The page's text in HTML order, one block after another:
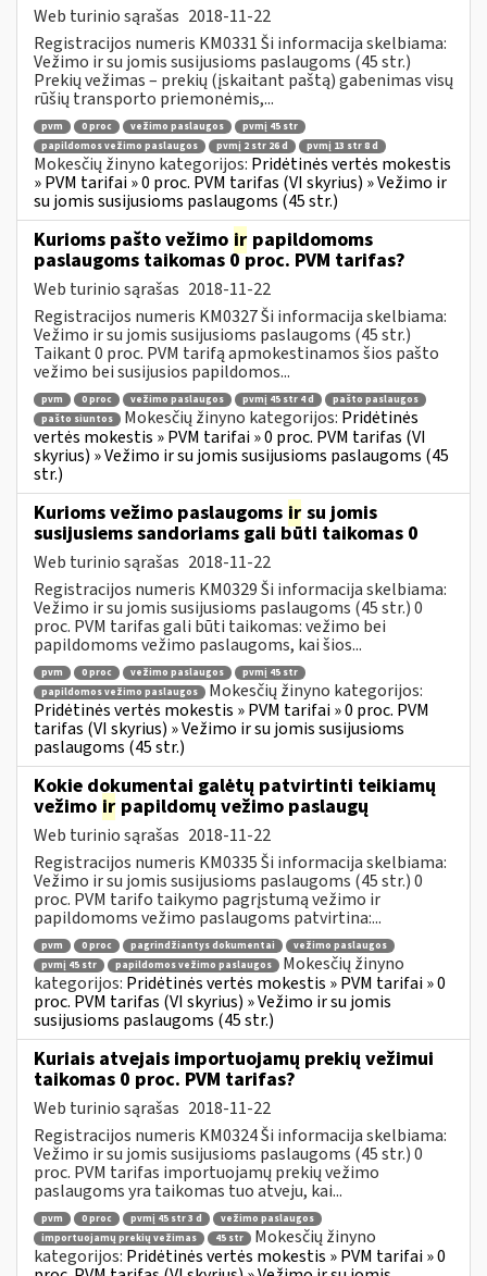
Web turinio sąrašas 2018-11-22
Registracijos numeris KM0331 Ši informacija skelbiama:
Vežimo ir su jomis susijusioms paslaugoms (45 str.)
Prekių vežimas – prekių (įskaitant paštą) gabenimas visų
rūšių transporto priemonėmis,...
pvm 0 proc vežimo paslaugos
pvmį 45 str
papildomos vežimo paslaugos
pvmį 2 str 26 d pvmį 13 str 8 d
Mokesčių žinyno kategorijos: Pridėtinės vertės mokestis
» PVM tarifai » 0 proc. PVM tarifas (VI skyrius) » Vežimo ir
su jomis susijusioms paslaugoms (45 str.)
Kurioms pašto vežimo ir papildomoms
paslaugoms taikomas 0 proc. PVM tarifas?
Web turinio sąrašas 2018-11-22
Registracijos numeris KM0327 Ši informacija skelbiama:
Vežimo ir su jomis susijusioms paslaugoms (45 str.)
Taikant 0 proc. PVM tarifą apmokestinamos šios pašto
vežimo bei susijusios papildomos...
pvm 0 proc vežimo paslaugos pvmį 45 str 4 d
pašto paslaugos
pašto siuntos
Mokesčių žinyno kategorijos: Pridėtinės
vertės mokestis » PVM tarifai » 0 proc. PVM tarifas (VI
skyrius) » Vežimo ir su jomis susijusioms paslaugoms (45
str.)
Kurioms vežimo paslaugoms ir su jomis
susijusiems sandoriams gali būti taikomas 0
Web turinio sąrašas 2018-11-22
Registracijos numeris KM0329 Ši informacija skelbiama:
Vežimo ir su jomis susijusioms paslaugoms (45 str.) 0
proc. PVM tarifas gali būti taikomas: vežimo bei
papildomoms vežimo paslaugoms, kai šios...
pvm 0 proc vežimo paslaugos
pvmį 45 str
papildomos vežimo paslaugos
Mokesčių žinyno kategorijos:
Pridėtinės vertės mokestis » PVM tarifai » 0 proc. PVM
tarifas (VI skyrius) » Vežimo ir su jomis susijusioms
paslaugoms (45 str.)
Kokie dokumentai galėtų patvirtinti teikiamų
vežimo ir papildomų vežimo paslaugų
Web turinio sąrašas 2018-11-22
Registracijos numeris KM0335 Ši informacija skelbiama:
Vežimo ir su jomis susijusioms paslaugoms (45 str.) 0
proc. PVM tarifo taikymo pagrįstumą vežimo ir
papildomoms vežimo paslaugoms patvirtina:...
pvm 0 proc pagrindžiantys dokumentai
vežimo paslaugos
pvmį 45 str
papildomos vežimo paslaugos
Mokesčių žinyno
kategorijos: Pridėtinės vertės mokestis » PVM tarifai » 0
proc. PVM tarifas (VI skyrius) » Vežimo ir su jomis
susijusioms paslaugoms (45 str.)
Kuriais atvejais importuojamų prekių vežimui
taikomas 0 proc. PVM tarifas?
Web turinio sąrašas 2018-11-22
Registracijos numeris KM0324 Ši informacija skelbiama:
Vežimo ir su jomis susijusioms paslaugoms (45 str.) 0
proc. PVM tarifas importuojamų prekių vežimo
paslaugoms yra taikomas tuo atveju, kai...
pvm 0 proc pvmį 45 str 3 d
vežimo paslaugos
importuojamų prekių vežimas
45 str
Mokesčių žinyno
kategorijos: Pridėtinės vertės mokestis » PVM tarifai » 0